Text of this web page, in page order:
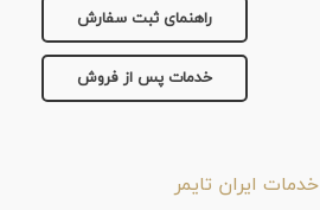
راهنمای ثبت سفارش
خدمات پس از فروش
خدمات ایران تایمر